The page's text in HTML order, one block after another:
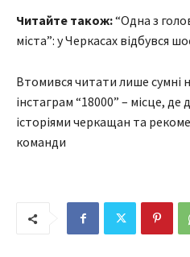
Читайте також:“Одна з
міста”: у Черкасах відбувся
Втомився читати лише сумні
інстаграм “18000” – місце,
історіями черкащан та
команди